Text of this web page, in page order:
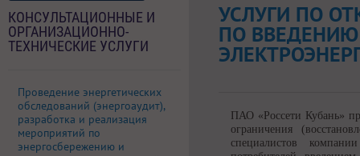
УСЛУГИ ПО
ПО
ПАО «Россети Кубань»
ограничения
специалистов
КОНСУЛЬТАЦИОННЫЕ И
ОРГАНИЗАЦИОННО-
ТЕХНИЧЕСКИЕ УСЛУГИ
Проведение энергетических
обследований (энергоаудит),
разработка и реализация
мероприятий по
энергосбережению и